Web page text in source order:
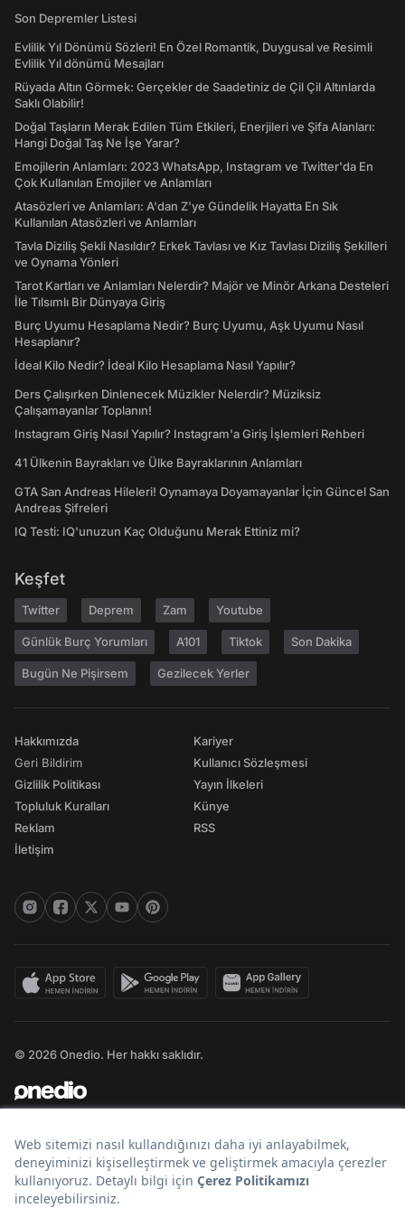
Son Depremler Listesi
Evlilik Yıl Dönümü Sözleri! En Özel Romantik, Duygusal ve Resimli
Evlilik Yıl dönümü Mesajları
Rüyada Altın Görmek: Gerçekler de Saadetiniz de Çil Çil Altınlarda
Saklı Olabilir!
Doğal Taşların Merak Edilen Tüm Etkileri, Enerjileri ve Şifa Alanları:
Hangi Doğal Taş Ne İşe Yarar?
Emojilerin Anlamları: 2023 WhatsApp, Instagram ve Twitter'da En
Çok Kullanılan Emojiler ve Anlamları
Atasözleri ve Anlamları: A'dan Z'ye Gündelik Hayatta En Sık
Kullanılan Atasözleri ve Anlamları
Tavla Diziliş Şekli Nasıldır? Erkek Tavlası ve Kız Tavlası Diziliş Şekilleri
ve Oynama Yönleri
Tarot Kartları ve Anlamları Nelerdir? Majör ve Minör Arkana Desteleri
İle Tılsımlı Bir Dünyaya Giriş
Burç Uyumu Hesaplama Nedir? Burç Uyumu, Aşk Uyumu Nasıl
Hesaplanır?
İdeal Kilo Nedir? İdeal Kilo Hesaplama Nasıl Yapılır?
Ders Çalışırken Dinlenecek Müzikler Nelerdir? Müziksiz
Çalışamayanlar Toplanın!
Instagram Giriş Nasıl Yapılır? Instagram'a Giriş İşlemleri Rehberi
41 Ülkenin Bayrakları ve Ülke Bayraklarının Anlamları
GTA San Andreas Hileleri! Oynamaya Doyamayanlar İçin Güncel San
Andreas Şifreleri
IQ Testi: IQ'unuzun Kaç Olduğunu Merak Ettiniz mi?
Keşfet
Twitter Deprem Zam Youtube
Günlük Burç Yorumları A101 Tiktok Son Dakika
Bugün Ne Pişirsem Gezilecek Yerler
Hakkımızda
Geri Bildirim
Gizlilik Politikası
Topluluk Kuralları
Reklam
İletişim
Kariyer
Kullanıcı Sözleşmesi
Yayın İlkeleri
Künye
RSS
© 2026 Onedio. Her hakkı saklıdır.
Bir markasıdır.